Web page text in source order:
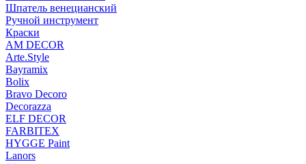
Шпатель венецианский
Ручной инструмент
Краски
AM DECOR
Arte.Style
Bayramix
Bolix
Bravo Decoro
Decorazza
ELF DECOR
FARBITEX
HYGGE Paint
Lanors